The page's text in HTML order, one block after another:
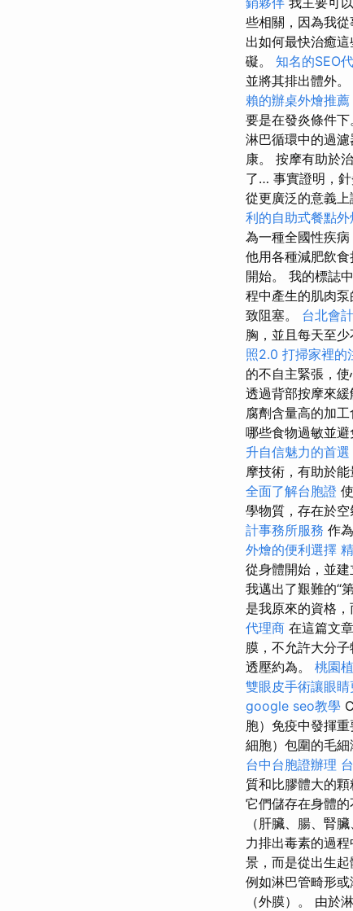
些相關，因為我
出如何最快治癒
礙。 知名的SEO
並將其排出體外。
賴的辦桌外燴推薦
要是在發炎條件下
淋巴循環中的過
康。 按摩有助於
了… 事實證明，針
從更廣泛的意義上
利的自助式餐點外
為一種全國性疾
他用各種減肥飲
開始。 我的標誌
程中產生的肌肉泵
致阻塞。 台北會
胸，並且每天至少
照2.0 打掃家裡的
的不自主緊張，
透過背部按摩來
腐劑含量高的加
哪些食物過敏並
升自信魅力的首
摩技術，有助於
全面了解台胞證
學物質，存在於
計事務所服務 作
外燴的便利選擇
從身體開始，並
我邁出了艱難的“
是我原來的資格
代理商 在這篇文
膜，不允許大分
透壓約為。 桃園
雙眼皮手術讓眼
google seo教學
胞）免疫中發揮重
細胞）包圍的毛
台中台胞證辦理
質和比膠體大的
它們儲存在身體
（肝臟、腸、腎
力排出毒素的過
景，而是從出生
例如淋巴管畸形
（外膜）。 由於